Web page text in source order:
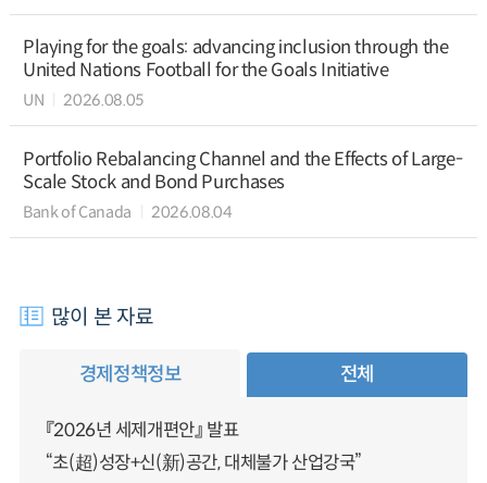
Playing for the goals: advancing inclusion through the
United Nations Football for the Goals Initiative
UN 2026.08.05
Portfolio Rebalancing Channel and the Effects of Large-
Scale Stock and Bond Purchases
Bank of Canada 2026.08.04
많이 본 자료
경제정책정보 전체
『2026년 세제개편안』 발표
“초(超)성장+신(新)공간, 대체불가 산업강국”